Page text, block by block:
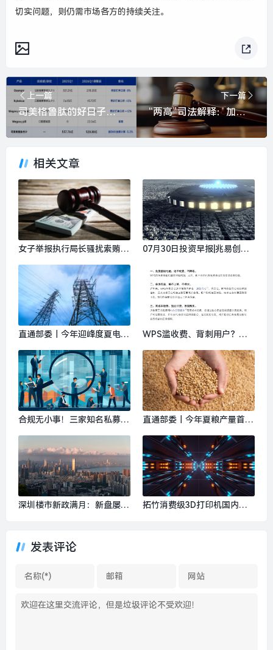
切实问题，则仍需市场各方的持续关注。
上一篇
司美格鲁肽的好日子到头了？|界面新闻
下一篇
“两高”司法解释：加大新型隐性腐败惩治力度，完善介绍贿赂等认定规则|界面新闻 · 中国
相关文章
女子举报执行局长骚扰索贿，
局长被停职|界面新闻 · 中国
07月30日投资早报|兆易创新
20亿元A股股份，天智航拟购
买上海骨科62%股权股票复
牌，华锦股份副总经理被立案
调查|界面新闻 · 证券
直通部委｜今年迎峰度夏电力
与生源质量创历史新高|界面
新闻 · 中国
WPS滥收费、背刺用户？金
科技
合规无小事！三家知名私募违
常警示|界面新闻
直通部委｜今年夏粮产量首次
人次出入境创历史新高|界面
新闻 · 中国
深圳楼市新政满月：新盘屡现
拓竹消费级3D打印机国内累
发表评论